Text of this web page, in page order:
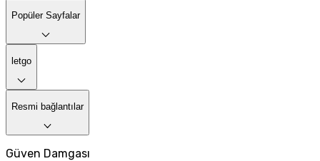
Popüler Sayfalar
letgo
Resmi bağlantılar
Güven Damgası